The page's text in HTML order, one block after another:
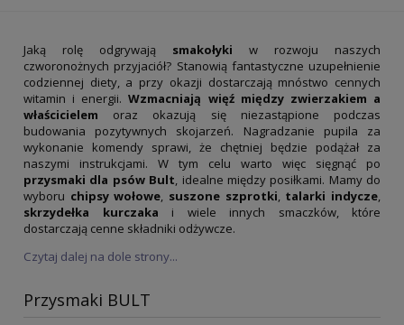
Jaką rolę odgrywają smakołyki w rozwoju naszych
czworonożnych przyjaciół? Stanowią fantastyczne uzupełnienie
codziennej diety, a przy okazji dostarczają mnóstwo cennych
witamin i energii.Wzmacniają więź między zwierzakiem a
właścicielem oraz okazują się niezastąpione podczas
budowania pozytywnych skojarzeń. Nagradzanie pupila za
wykonanie komendy sprawi, że chętniej będzie podążał za
naszymi instrukcjami. W tym celu warto więc sięgnąć po
przysmaki dla psów Bult, idealne między posiłkami. Mamy do
wyboru chipsy wołowe, suszone szprotki, talarki indycze,
skrzydełka kurczaka i wiele innych smaczków, które
dostarczają cenne składniki odżywcze.
Czytaj dalej na dole strony...
Przysmaki BULT